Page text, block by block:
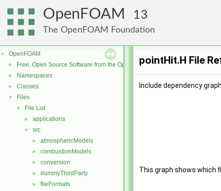
OpenFOAM 13
The OpenFOAM Foundation
▼ OpenFOAM
► Free, Open Source Software from the OpenFOAM Foundation
► Namespaces
► Classes
▼ Files
▼ File List
► applications
▼ src
► atmosphericModels
► combustionModels
► conversion
► dummyThirdParty
► fileFormats
pointHit.H File
Include dependency
This graph shows which